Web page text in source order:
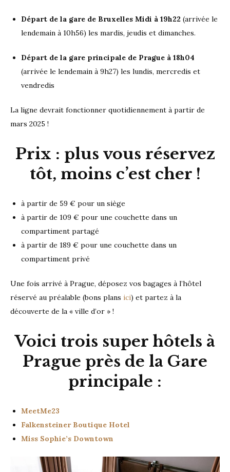
Départ de la gare de Bruxelles Midi à 19h22 (arrivée le
lendemain à 10h56) les mardis, jeudis et dimanches.
Départ de la gare principale de Prague à 18h04
(arrivée le lendemain à 9h27) les lundis, mercredis et
vendredis
La ligne devrait fonctionner quotidiennement à partir de
mars 2025 !
Prix : plus vous réservez
tôt, moins c’est cher !
à partir de 59 € pour un siège
à partir de 109 € pour une couchette dans un
compartiment partagé
à partir de 189 € pour une couchette dans un
compartiment privé
Une fois arrivé à Prague, déposez vos bagages à l’hôtel
réservé au préalable (bons plans ici) et partez à la
découverte de la « ville d’or » !
Voici trois super hôtels à
Prague près de la Gare
principale :
MeetMe23
Falkensteiner Boutique Hotel
Miss Sophie’s Downtown